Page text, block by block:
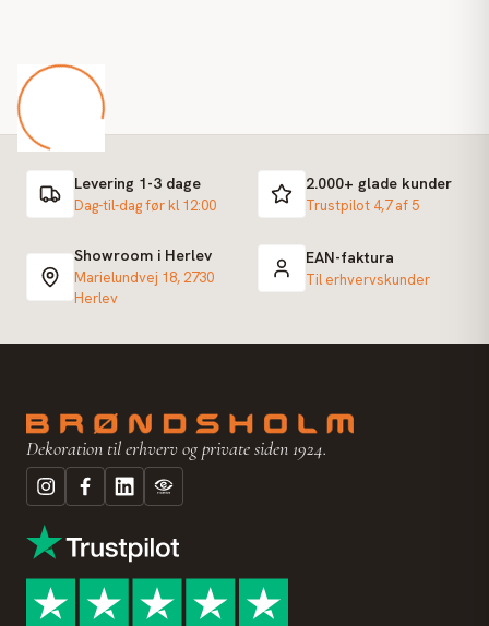
Levering 1-3 dage
Dag-til-dag før kl 12:00
2.000+ glade kunder
Trustpilot 4,7 af 5
Showroom i Herlev
Marielundvej 18, 2730
Herlev
EAN-faktura
Til erhvervskunder
Dekoration til erhverv og private siden 1924.